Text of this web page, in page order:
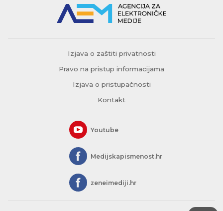
Izjava o zaštiti privatnosti
Pravo na pristup informacijama
Izjava o pristupačnosti
Kontakt
Youtube
Medijskapismenost.hr
zeneimediji.hr